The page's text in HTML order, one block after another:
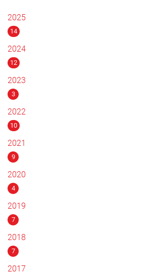
2025
14
2024
12
2023
3
2022
10
2021
9
2020
4
2019
7
2018
7
2017